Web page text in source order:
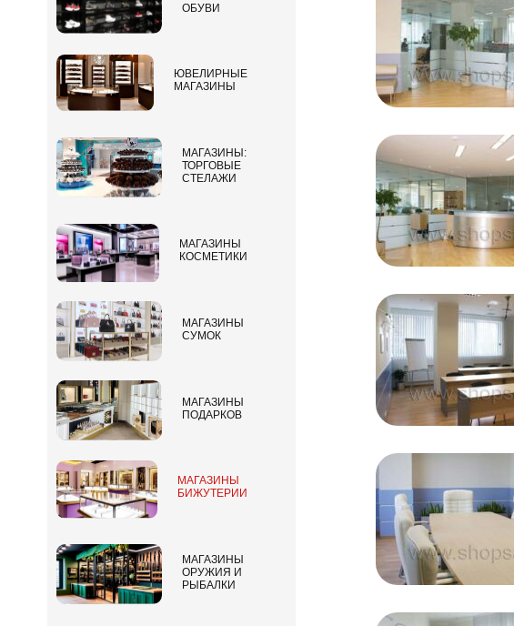
ОБУВИ
ЮВЕЛИРНЫЕ
МАГАЗИНЫ
МАГАЗИНЫ:
ТОРГОВЫЕ
СТЕЛАЖИ
МАГАЗИНЫ
КОСМЕТИКИ
МАГАЗИНЫ
СУМОК
МАГАЗИНЫ
ПОДАРКОВ
МАГАЗИНЫ
БИЖУТЕРИИ
МАГАЗИНЫ
ОРУЖИЯ И
РЫБАЛКИ